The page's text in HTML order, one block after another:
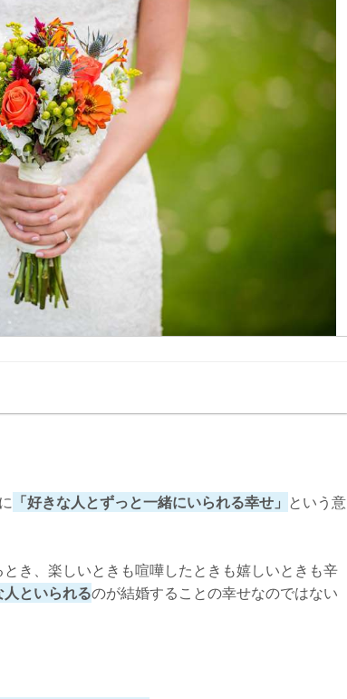
「好きな人とずっと一緒にいられる幸せ」 という意
き、楽しいときも喧嘩したときも嬉しいときも辛
といられるのが結婚することの幸せなのではない